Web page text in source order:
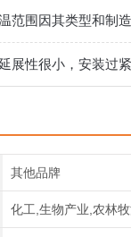
范围因其类型和制
其他品牌
化工,生物产业,农林